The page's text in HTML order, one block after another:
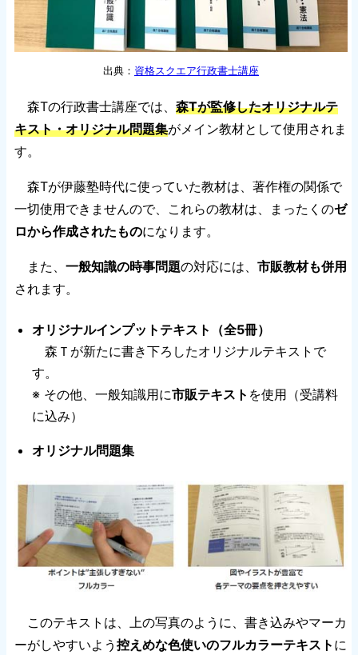
出典： 資格スクエア行政書士講座
森Tの行政書士講座では、 森Tが監修したオリジナルテ
キスト・オリジナル問題集がメイン教材として使用されま
す。
森Tが伊藤塾時代に使っていた教材は、著作権の関係で
一切使用できませんので、これらの教材は、まったくのゼ
ロから作成されたものになります。
また、 一般知識の時事問題の対応には、 市販教材も併用
されます。
オリジナルインプットテキスト（全5冊）
森Ｔが新たに書き下ろしたオリジナルテキストで
す。
※ その他、一般知識用に市販テキスト を使用（受講料
に込み）
オリジナル問題集
このテキストは、上の写真のように、書き込みやマーカ
ーがしやすいよう 控えめな色使いのフルカラーテキスト に